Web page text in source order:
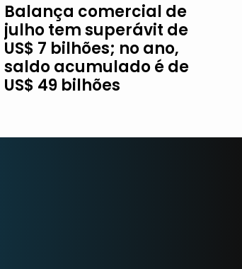
Balança comercial de
julho tem superávit de
US$ 7 bilhões; no ano,
saldo acumulado é de
US$ 49 bilhões